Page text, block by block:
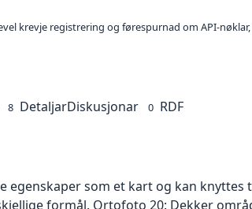
krevje registrering og førespurnad om API-
8 DetaljarDiskusjonar 0 RDF
egenskaper som et kart og kan
formål. Ortofoto 20: Dekker